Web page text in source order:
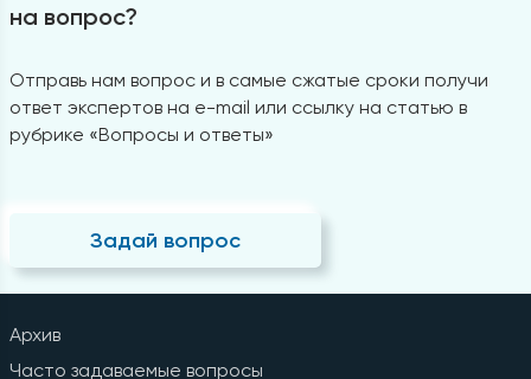
на вопрос?
Отправь нам вопрос и в самые сжатые сроки получи
ответ экспертов на e-mail или ссылку на статью в
рубрике «Вопросы и ответы»
Задай вопрос
Архив
Часто задаваемые вопросы